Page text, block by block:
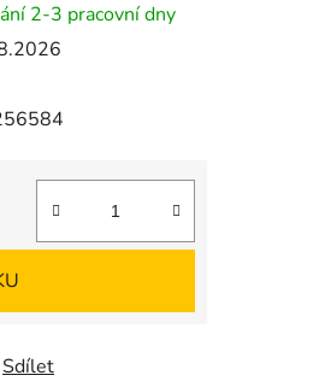
2-3 pracovní dny
Sdílet